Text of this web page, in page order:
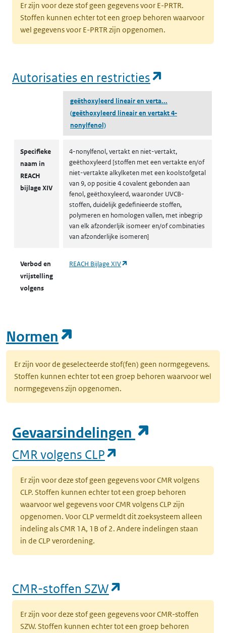
Er zijn voor deze stof geen gegevens voor E-PRTR.
Stoffen kunnen echter tot een groep behoren waarvoor
wel gegevens voor E-PRTR zijn opgenomen.
Autorisaties en restricties
geëthoxyleerd lineair en verta...
(geëthoxyleerd lineair en vertakt 4-
nonylfenol)
Specifieke
naam in
REACH
bijlage XIV
4-nonylfenol, vertakt en niet-vertakt,
geëthoxyleerd [stoffen met een vertakte en/of
niet-vertakte alkylketen met een koolstofgetal
van 9, op positie 4 covalent gebonden aan
fenol, geëthoxyleerd, waaronder UVCB-
stoffen, duidelijk gedefinieerde stoffen,
polymeren en homologen vallen, met inbegrip
van elk afzonderljik isomeer en/of combinaties
van afzonderlijke isomeren]
Verbod en
vrijstelling
volgens
REACH Bijlage XIV
Normen
Er zijn voor de geselecteerde stof(fen) geen normgegevens.
Stoffen kunnen echter tot een groep behoren waarvoor wel
normgegevens zijn opgenomen.
Gevaarsindelingen
CMR volgens CLP
Er zijn voor deze stof geen gegevens voor CMR volgens
CLP. Stoffen kunnen echter tot een groep behoren
waarvoor wel gegevens voor CMR volgens CLP zijn
opgenomen. Voor CLP vermeldt dit zoeksysteem alleen
indeling als CMR 1A, 1B of 2. Andere indelingen staan
in de CLP verordening.
CMR-stoffen SZW
Er zijn voor deze stof geen gegevens voor CMR-stoffen
SZW. Stoffen kunnen echter tot een groep behoren